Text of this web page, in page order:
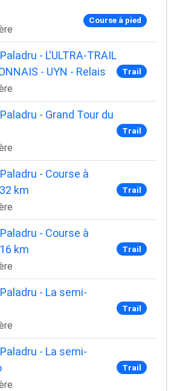
Course à pied
- L'ULTRA-TRAIL
- UYN - Relais
Trail
- Grand Tour du
Trail
- Course à
km
Trail
- Course à
km
Trail
- La semi-
Trail
- La semi-
Trail